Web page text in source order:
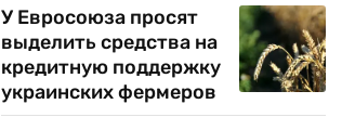
У Евросоюза просят
выделить средства на
кредитную поддержку
украинских фермеров